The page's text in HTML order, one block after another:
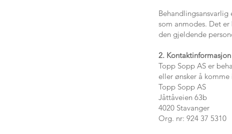
som anmodes. Det
den gjeldende
2. Kontaktinformasjon
Topp Sopp AS er
eller ønsker å
Topp Sopp AS
Jåttåveien 63b
4020 Stavanger
Org. nr: 924 37 5310